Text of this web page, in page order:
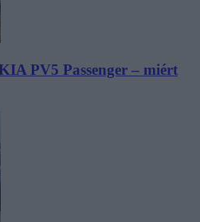
PV5 Passenger – miért